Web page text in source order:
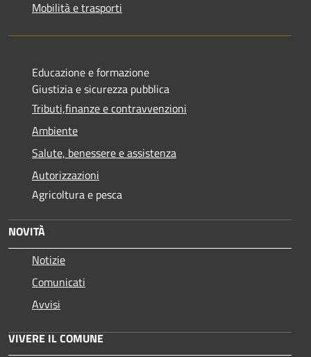
Mobilità e trasporti
Educazione e formazione
Giustizia e sicurezza pubblica
Tributi,finanze e contravvenzioni
Ambiente
Salute, benessere e assistenza
Autorizzazioni
Agricoltura e pesca
NOVITÀ
Notizie
Comunicati
Avvisi
VIVERE IL COMUNE